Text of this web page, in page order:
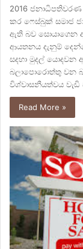
2016
කර ෆෙස්බුක් සමාජ
ඇති බව සොයාගෙන
ආයතනය දැනුම්
සදහා මුදල්
බලාපොරොත්තු වන
විශ්වාසනීයත්වය
Read More »